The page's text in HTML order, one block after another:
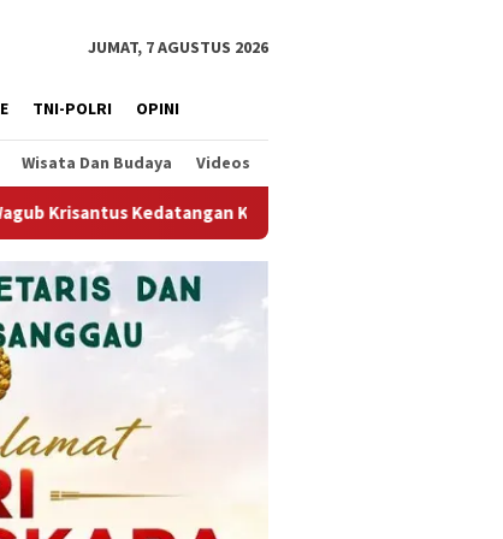
JUMAT, 7 AGUSTUS 2026
TNI-POLRI OPINI
Wisata Dan Budaya Videos
Staf Kepresidenan, Tegaskan Komitmen Dukung